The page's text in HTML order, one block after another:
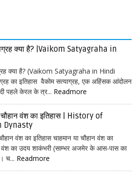
क्या है? |Vaikom Satyagraha in
क्या है? (Vaikom Satyagraha in Hindi
का इतिहास वैकोम सत्याग्रह, एक अहिंसक आंदोलन
पहले केरल के त्र... Readmore
चौहान वंश का इतिहास | History of
Dynasty
वंश का इतिहास चाहमान या चौहान वंश का
का उदय शाकंभरी (साम्भर अजमेर के आस-पास का
च... Readmore